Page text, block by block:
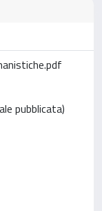
pubblicata)